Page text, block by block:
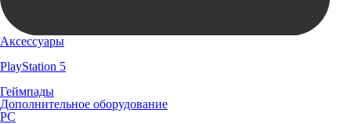
Аксессуары
PlayStation 5
Геймпады
Дополнительное оборудование
PC